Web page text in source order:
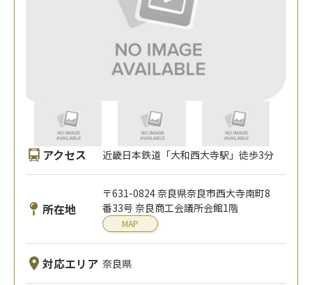
アクセス 近畿日本鉄道「大和西大寺駅」徒歩3分
所在地
〒631-0824 奈良県奈良市西大寺南町8
番33号 奈良商工会議所会館1階
MAP
対応エリア 奈良県